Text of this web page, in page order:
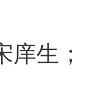
庠生；